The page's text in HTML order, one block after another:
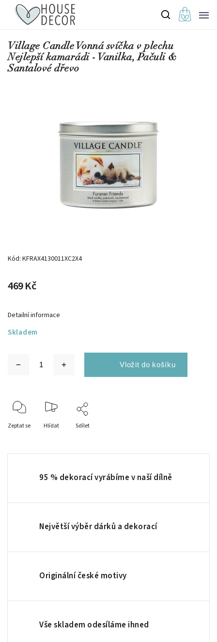
Village Candle Vonná svíčka v plechu
Nejlepší kamarádi - Vanilka, Pačuli &
Santalové dřevo
Kód: KFRAX4130011XC2X4
469 Kč
Skladem
Detailní informace
Zeptat se Hlídat Sdílet
95 % dekorací vyrábíme v naší dílně
Největší výběr dárků a dekorací
Originální české motivy
Vše skladem odesíláme ihned